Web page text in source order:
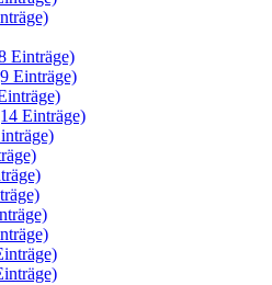
Einträge)
Einträge)
Einträge)